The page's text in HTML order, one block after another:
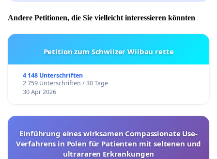
Andere Petitionen, die Sie vielleicht interessieren könnten
Petition zum Schwiizer Wiibau rette
4 148 Unterschriften
2 759 Unterschriften / 30 Tage
30 Apr 2026
Einführung eines wirksamen Compassionate Use-
Verfahrens in Polen für Patienten mit seltenen und
ultrararen Erkrankungen